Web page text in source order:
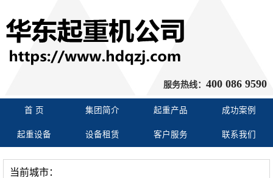
服务热线： 400 086 9590
首 页 集团简介 起重产品 成功案例
起重设备 设备租赁 客户服务 联系我们
当前城市：